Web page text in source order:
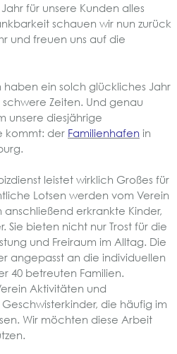
für unsere Kunden alles
schauen wir nun zurück
und freuen uns auf die
ein solch glückliches Jahr
Zeiten. Und genau
unsere diesjährige
kommt: der Familienhafen in
leistet wirklich Großes für
Lotsen werden vom Verein
erkrankte Kinder,
Sie bieten nicht nur Trost für die
und Freiraum im Alltag. Die
angepasst an die individuellen
40 betreuten Familien.
Aktivitäten und
die häufig im
Wir möchten diese Arbeit